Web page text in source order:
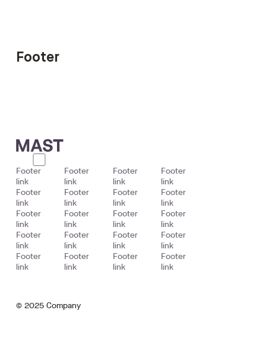
Footer
Footer
link
Footer
link
Footer
link
Footer
link
Footer
link
Footer
link
Footer
link
Footer
link
Footer
link
Footer
link
Footer
link
Footer
link
Footer
link
Footer
link
Footer
link
Footer
link
Footer
link
Footer
link
Footer
link
Footer
link
© 2025Company